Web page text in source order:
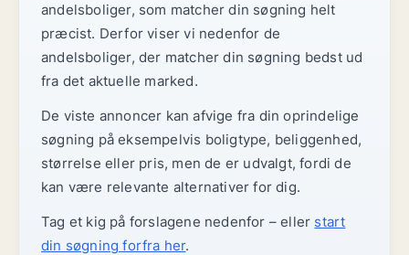
andelsboliger, som matcher din søgning helt
præcist. Derfor viser vi nedenfor de
andelsboliger, der matcher din søgning bedst ud
fra det aktuelle marked.
De viste annoncer kan afvige fra din oprindelige
søgning på eksempelvis boligtype, beliggenhed,
størrelse eller pris, men de er udvalgt, fordi de
kan være relevante alternativer for dig.
Tag et kig på forslagene nedenfor – eller start
din søgning forfra her.